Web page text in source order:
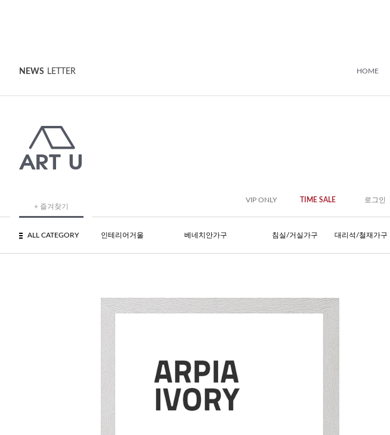
NEWS LETTER HOME
+ 즐겨찾기
VIP ONLY TIME SALE 로그인
ALL CATEGORY 인테리어거울 베네치안가구 침실/거실가구 대리석/철재가구